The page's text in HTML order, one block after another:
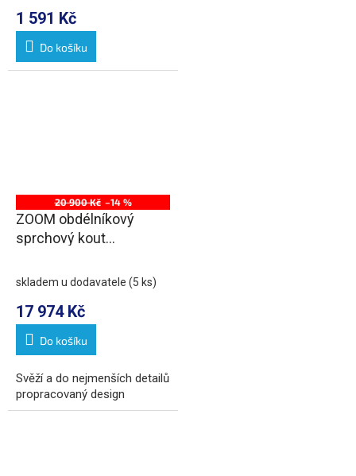
1 591 Kč
Do košíku
20 900 Kč –14 %
ZOOM obdélníkový
sprchový kout
varianta
skladem u dodavatele (5 ks)
17 974 Kč
Do košíku
Svěží a do nejmenších detailů
propracovaný design